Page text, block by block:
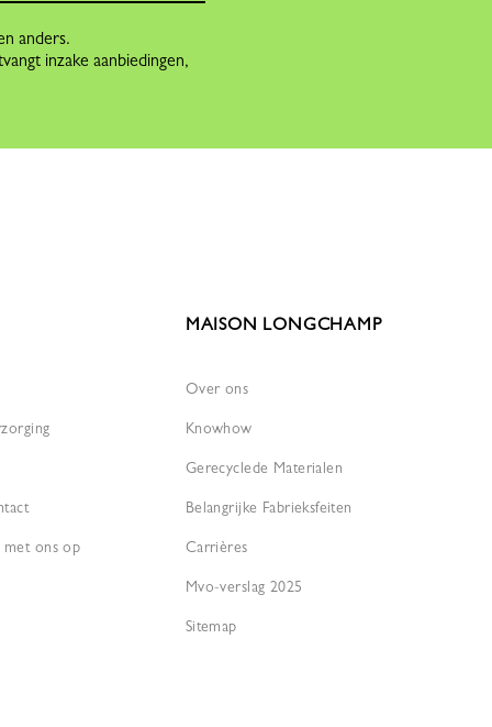
anders.
inzake aanbiedingen,
ons op
MAISON LONGCHAMP
Over ons
Knowhow
Gerecyclede Materialen
Belangrijke Fabrieksfeiten
Carrières
Mvo-verslag 2025
Sitemap